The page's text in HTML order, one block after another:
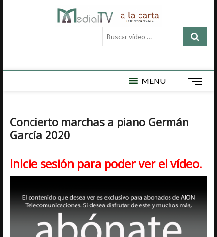
Medial
TV a la
LA TELEVISIÓN
LOCAL DE
ARAHAL, AQUÍ
ACTUALIDAD,
DEPORTES,
CULTURA,
NOTICIAS
Buscar
vídeo
MENU
B
o
e
n
Concierto marchas a piano Germán
García 2020
Inicie sesión para poder ver el vídeo.